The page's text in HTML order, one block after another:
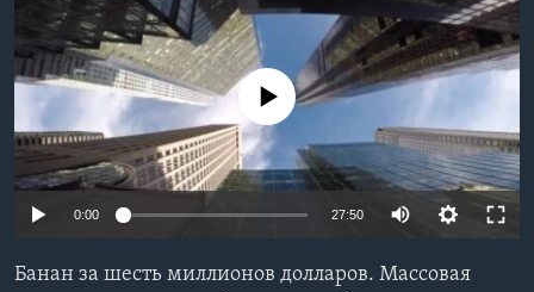
СОЦИАЛЬНЫЕ СЕТИ
Языки
No media source currently available
0:00 27:50
Банан за шесть миллионов долларов. Массовая